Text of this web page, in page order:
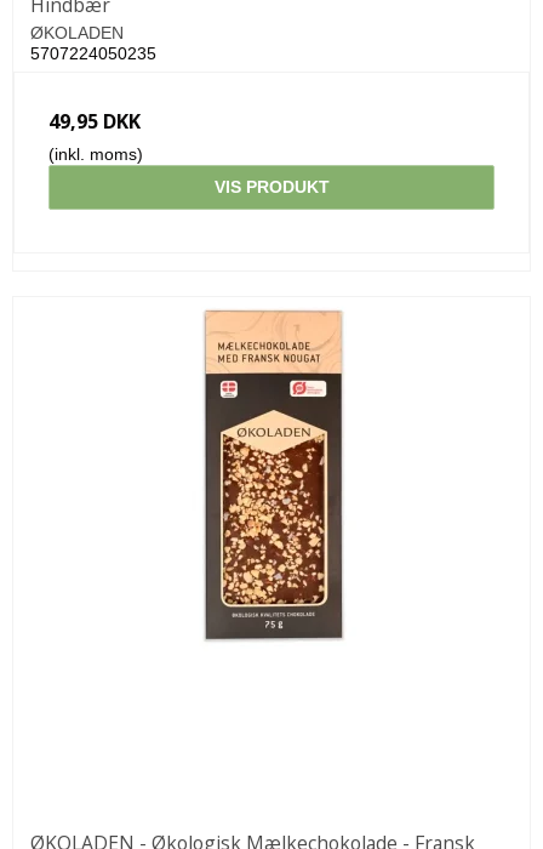
ØKOLADEN
5707224050235
49,95 DKK
(inkl. moms)
VIS PRODUKT
ØKOLADEN - Økologisk Mælkechokolade - Fransk